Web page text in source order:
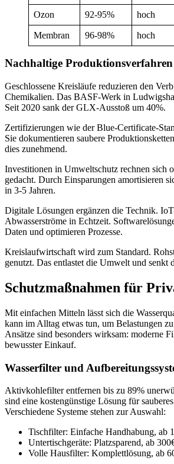
Ozon 92-95% hoch
Membran 96-98% hoch
Nachhaltige Produktionsverfahren
Geschlossene Kreisläufe reduzieren den
Chemikalien. Das BASF-Werk in
Seit 2020 sank der GLX-Ausstoß um 40%.
Zertifizierungen wie der Blue-Certificate-
Sie dokumentieren saubere
dies zunehmend.
Investitionen in Umweltschutz rechnen sich
gedacht. Durch Einsparungen amortisieren
in 3-5 Jahren.
Digitale Lösungen ergänzen die Technik.
Abwasserströme in Echtzeit.
Daten und optimieren Prozesse.
Kreislaufwirtschaft wird zum Standard.
genutzt. Das entlastet die Umwelt und senkt
Schutzmaßnahmen für
Mit einfachen Mitteln lässt sich die
kann im Alltag etwas tun, um Belastungen
Ansätze sind besonders wirksam: moderne
bewusster Einkauf.
Wasserfilter und
Aktivkohlefilter entfernen bis zu 89%
sind eine kostengünstige Lösung für
Verschiedene Systeme stehen zur Auswahl:
Tischfilter: Einfache Handhabung, ab
Untertischgeräte: Platzsparend, ab
Volle Hausfilter: Komplettlösung, ab